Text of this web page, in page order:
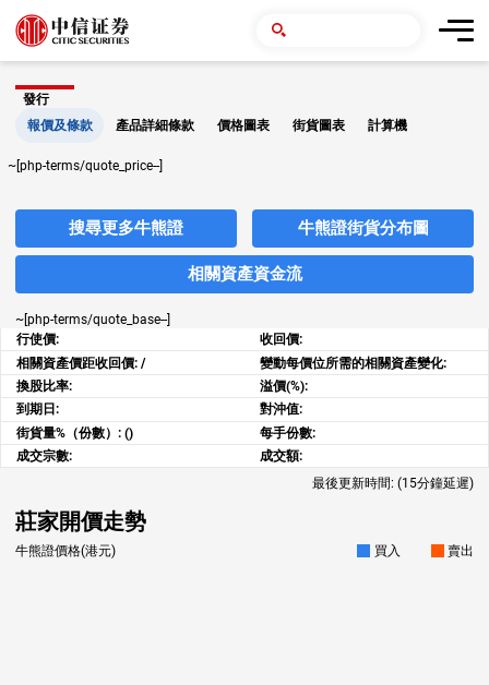
發行
報價及條款
產品詳細條款 價格圖表 街貨圖表 計算機
~[php-terms/quote_price--]
搜尋更多牛熊證 牛熊證街貨分布圖
相關資產資金流
~[php-terms/quote_base--]
行使價:
收回價:
相關資產價距收回價: /
變動每價位所需的相關資產變化:
換股比率:
溢價(%):
到期日:
對沖值:
街貨量%（份數）: ()
每手份數:
成交宗數:
成交額:
最後更新時間: (15分鐘延遲)
莊家開價走勢
牛熊證價格(港元) 買入 賣出